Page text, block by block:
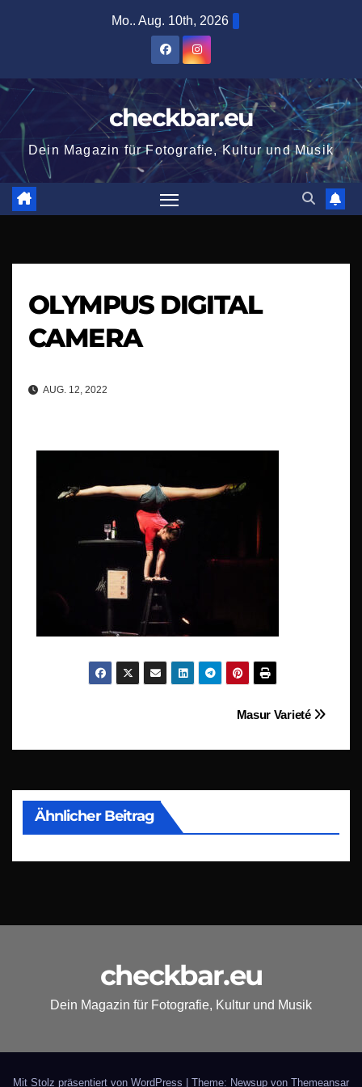
Mo.. Aug. 10th, 2026
checkbar.eu
Dein Magazin für Fotografie, Kultur und Musik
OLYMPUS DIGITAL
CAMERA
AUG. 12, 2022
BeitragsnavigationMasur Varieté
Ähnlicher Beitrag
checkbar.eu
Dein Magazin für Fotografie, Kultur und Musik
Mit Stolz präsentiert von WordPress | Theme: Newsup von Themeansar